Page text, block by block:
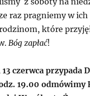
raz pragniemy w
które
Bóg zapłać!
13 czerwca przypada
19.00 odmówimy